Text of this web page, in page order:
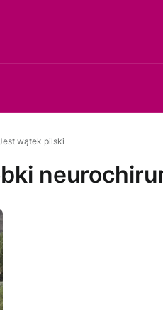
wątek pilski